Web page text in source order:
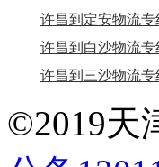
许昌到定安物流专
许昌到白沙物流专
许昌到三沙物流专
©2019天